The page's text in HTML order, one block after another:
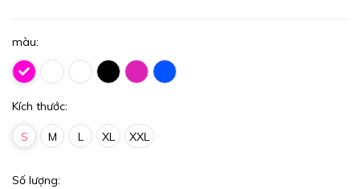
màu:
Kích thước:
S M L XL XXL
Số lượng: